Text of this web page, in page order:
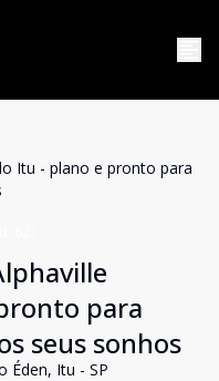
Itu - plano e pronto para
para
seus sonhos
Éden, Itu - SP